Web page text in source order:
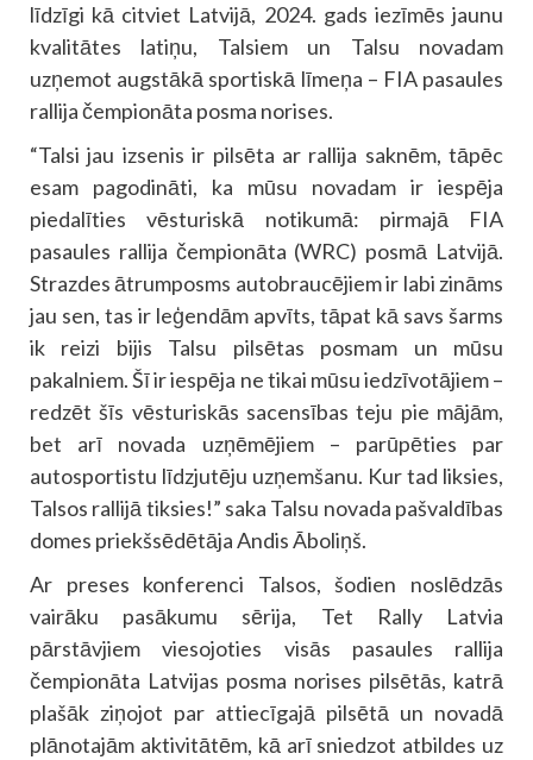
līdzīgi kā citviet Latvijā, 2024. gads iezīmēs jaunu
kvalitātes latiņu, Talsiem un Talsu novadam
uzņemot augstākā sportiskā līmeņa – FIA pasaules
rallija čempionāta posma norises.
“Talsi jau izsenis ir pilsēta ar rallija saknēm, tāpēc
esam pagodināti, ka mūsu novadam ir iespēja
piedalīties vēsturiskā notikumā: pirmajā FIA
pasaules rallija čempionāta (WRC) posmā Latvijā.
Strazdes ātrumposms autobraucējiem ir labi zināms
jau sen, tas ir leģendām apvīts, tāpat kā savs šarms
ik reizi bijis Talsu pilsētas posmam un mūsu
pakalniem. Šī ir iespēja ne tikai mūsu iedzīvotājiem –
redzēt šīs vēsturiskās sacensības teju pie mājām,
bet arī novada uzņēmējiem – parūpēties par
autosportistu līdzjutēju uzņemšanu. Kur tad liksies,
Talsos rallijā tiksies!” saka Talsu novada pašvaldības
domes priekšsēdētāja Andis Āboliņš.
Ar preses konferenci Talsos, šodien noslēdzās
vairāku pasākumu sērija, Tet Rally Latvia
pārstāvjiem viesojoties visās pasaules rallija
čempionāta Latvijas posma norises pilsētās, katrā
plašāk ziņojot par attiecīgajā pilsētā un novadā
plānotajām aktivitātēm, kā arī sniedzot atbildes uz